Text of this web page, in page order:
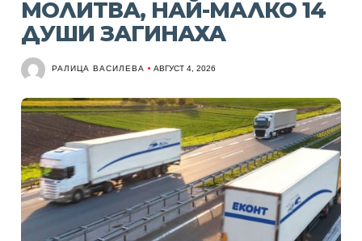
МОЛИТВА, НАЙ-МАЛКО 14
ДУШИ ЗАГИНАХА
РАЛИЦА ВАСИЛЕВА АВГУСТ 4, 2026